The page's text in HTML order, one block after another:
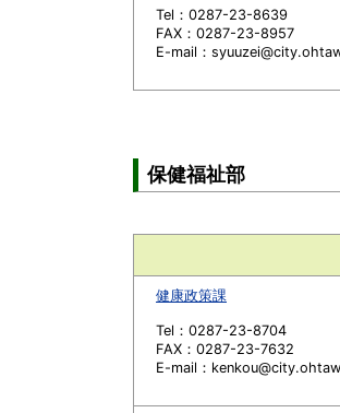
Tel：0287-23-8639
FAX：0287-23-8957
E-mail：
保健福祉部
健康政策課
Tel：0287-23-8704
FAX：0287-23-7632
E-mail：